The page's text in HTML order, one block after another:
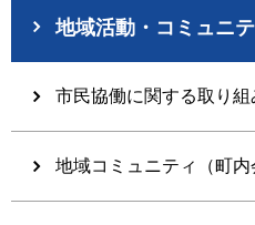
地域活動・コミュニ
市民協働に関する取り組
地域コミュニティ（町内